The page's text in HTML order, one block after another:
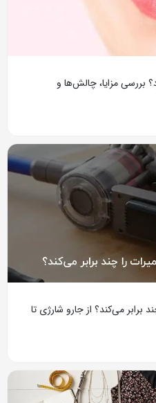
بررسی مزایا، چالش‌ها و
برابر می‌کند؟ از جارو شارژی تا